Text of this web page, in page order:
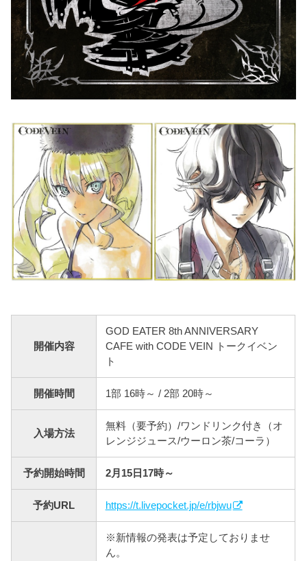
開催内容
GOD EATER 8th ANNIVERSARY
CAFE with CODE VEIN トークイベン
ト
開催時間 1部 16時～ / 2部 20時～
入場方法
無料（要予約）/ワンドリンク付き（オ
レンジジュース/ウーロン茶/コーラ）
予約開始時間 2月15日17時～
予約URL https://t.livepocket.jp/e/rbjwu
※新情報の発表は予定しておりませ
ん。